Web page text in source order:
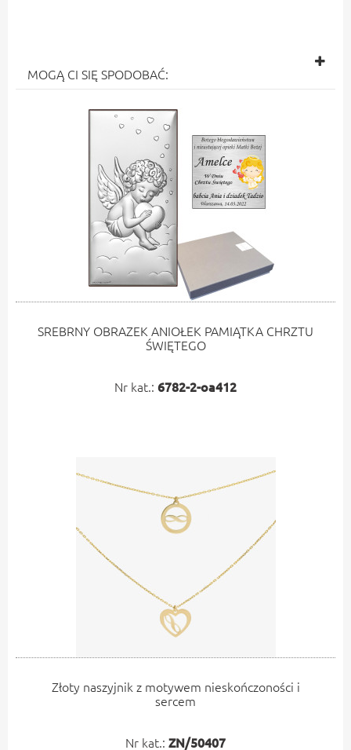
MOGĄ CI SIĘ SPODOBAĆ:
SREBRNY OBRAZEK ANIOŁEK PAMIĄTKA CHRZTU
ŚWIĘTEGO
Nr kat.: 6782-2-oa412
Złoty naszyjnik z motywem nieskończoności i
sercem
Nr kat.: ZN/50407